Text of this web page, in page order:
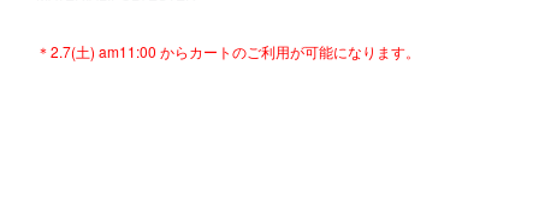
＊2.7(土) am11:00 からカートのご利用が可能になります。